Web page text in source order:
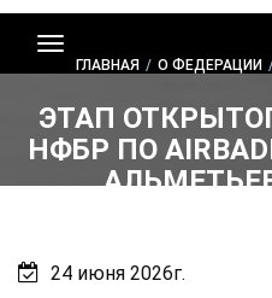
Показать/
скрыть
ГЛАВНАЯ / О ФЕДЕРАЦИИ
ЭТАП
НФБР ПО
24 июня 2026г.